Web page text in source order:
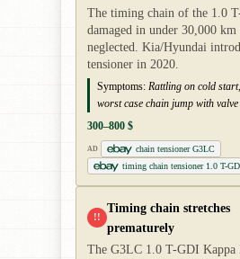
The timing chain of the 1.0
damaged in under 30,000 km
neglected. Kia/Hyundai
tensioner in 2020.
Symptoms: Rattling on cold
worst case chain jump with valve
300–800 $
AD
chain tensioner G3LC
timing chain tensioner 1.0 T-
!!
Timing chain stretches
prematurely
The G3LC 1.0 T-GDI Kappa